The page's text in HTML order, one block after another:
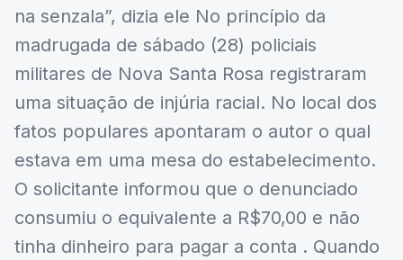
na senzala”, dizia ele No princípio da
madrugada de sábado (28) policiais
militares de Nova Santa Rosa registraram
uma situação de injúria racial. No local dos
fatos populares apontaram o autor o qual
estava em uma mesa do estabelecimento.
O solicitante informou que o denunciado
consumiu o equivalente a R$70,00 e não
tinha dinheiro para pagar a conta . Quando